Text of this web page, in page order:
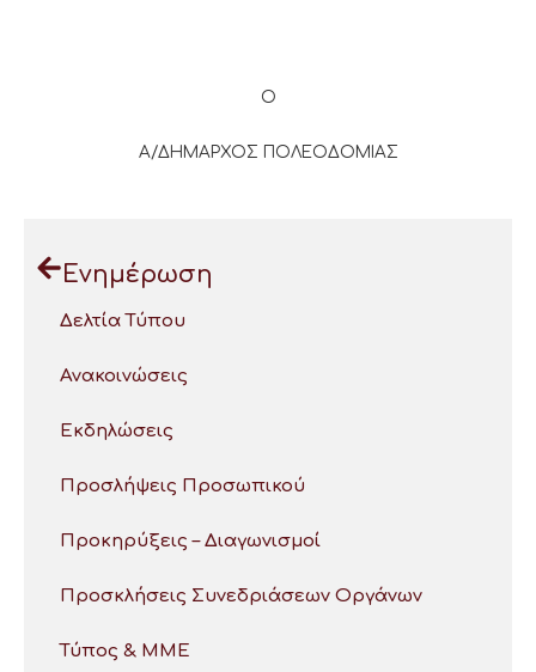
Ο
Α/ΔΗΜΑΡΧΟΣ ΠΟΛΕΟΔΟΜΙΑΣ
Ενημέρωση
Δελτία Τύπου
Ανακοινώσεις
Εκδηλώσεις
Προσλήψεις Προσωπικού
Προκηρύξεις – Διαγωνισμοί
Προσκλήσεις Συνεδριάσεων Οργάνων
Τύπος & ΜΜΕ